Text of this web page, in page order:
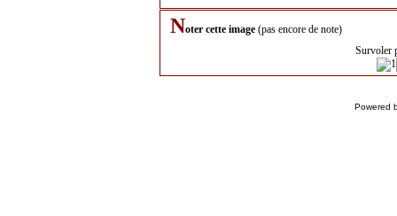
Noter cette image (pas encore de note)
Survoler
Powered